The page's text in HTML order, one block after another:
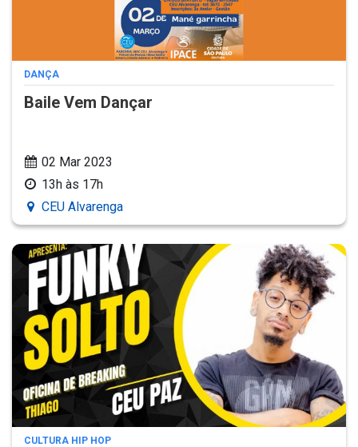
DANÇA
Baile Vem Dançar
02 Mar 2023
13h às 17h
CEU Alvarenga
CULTURA HIP HOP